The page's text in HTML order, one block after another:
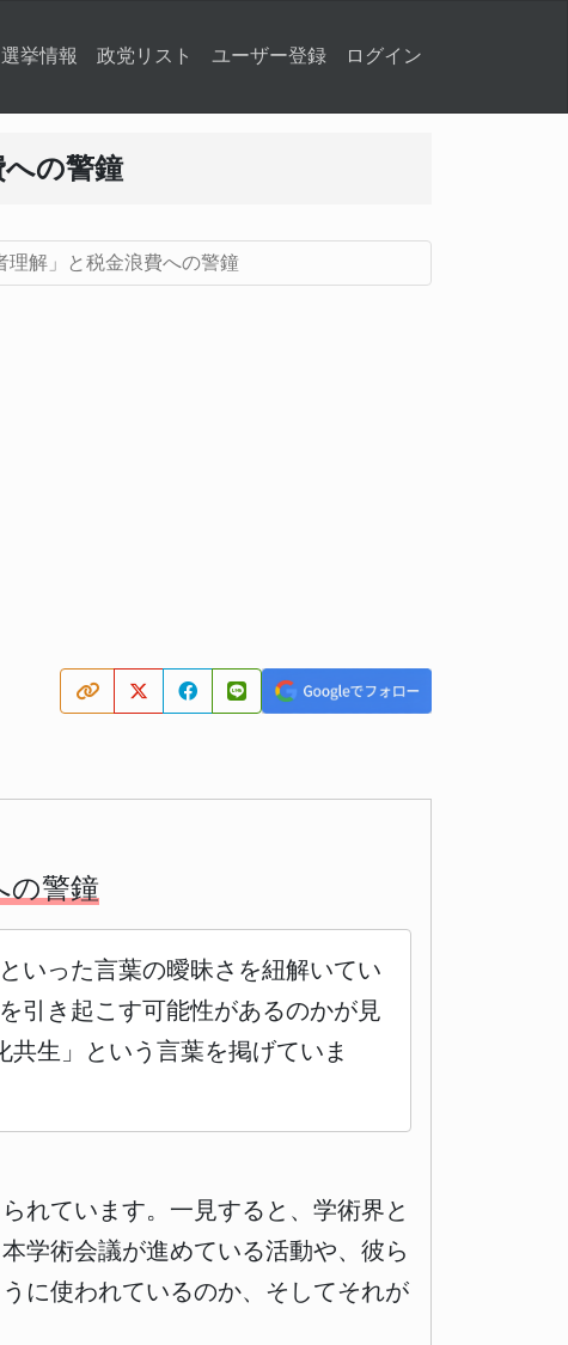
選挙情報 政党リスト ユーザー登録 ログイン
への警鐘
理解」と税金浪費への警鐘
の警鐘
いった言葉の曖昧さを紐解いてい
引き起こす可能性があるのかが見
生」という言葉を掲げていま
れています。一見すると、学術界と
学術会議が進めている活動や、彼ら
に使われているのか、そしてそれが